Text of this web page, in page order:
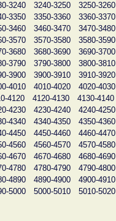
3240 3240-3250 3250-3260
3350 3350-3360 3360-3370
3460 3460-3470 3470-3480
3570 3570-3580 3580-3590
3680 3680-3690 3690-3700
3790 3790-3800 3800-3810
3900 3900-3910 3910-3920
4010 4010-4020 4020-4030
4120 4120-4130 4130-4140
4230 4230-4240 4240-4250
4340 4340-4350 4350-4360
4450 4450-4460 4460-4470
4560 4560-4570 4570-4580
4670 4670-4680 4680-4690
4780 4780-4790 4790-4800
4890 4890-4900 4900-4910
5000 5000-5010 5010-5020